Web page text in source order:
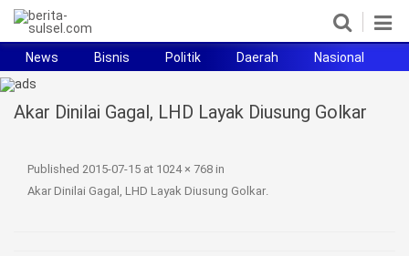
Home
Politik
News Bisnis Politik Daerah Nasional
Akar Dinilai Gagal, LHD Layak Diusung Golkar
Published 2015-07-15 at 1024 × 768 in
Akar Dinilai Gagal, LHD Layak Diusung Golkar.